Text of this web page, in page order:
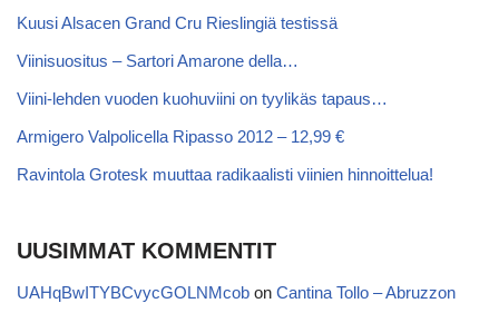
Kuusi Alsacen Grand Cru Rieslingiä testissä
Viinisuositus – Sartori Amarone della…
Viini-lehden vuoden kuohuviini on tyylikäs tapaus…
Armigero Valpolicella Ripasso 2012 – 12,99 €
Ravintola Grotesk muuttaa radikaalisti viinien hinnoittelua!
UUSIMMAT KOMMENTIT
UAHqBwITYBCvycGOLNMcob on Cantina Tollo – Abruzzon